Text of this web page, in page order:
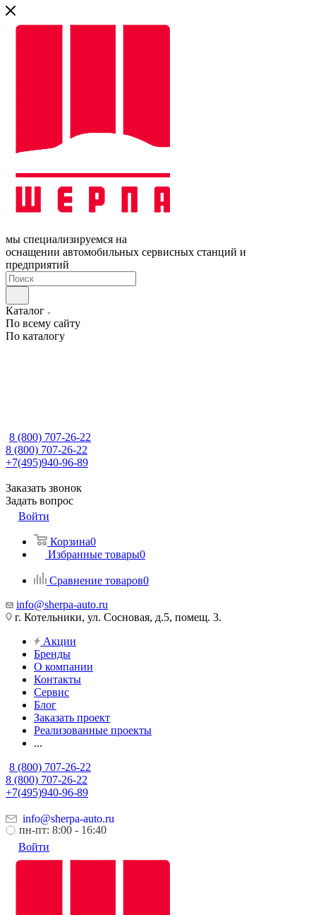
мы специализируемся на
оснащении автомобильных сервисных станций и
предприятий
Каталог
По всему сайту
По каталогу
8 (800) 707-26-22
8 (800) 707-26-22
+7(495)940-96-89
Заказать звонок
Задать вопрос
Войти
Корзина0
Избранные товары0
Сравнение товаров0
info@sherpa-auto.ru
г. Котельники, ул. Сосновая, д.5, помещ. 3.
Акции
Бренды
О компании
Контакты
Сервис
Блог
Заказать проект
Реализованные проекты
...
8 (800) 707-26-22
8 (800) 707-26-22
+7(495)940-96-89
info@sherpa-auto.ru
пн-пт: 8:00 - 16:40
Войти